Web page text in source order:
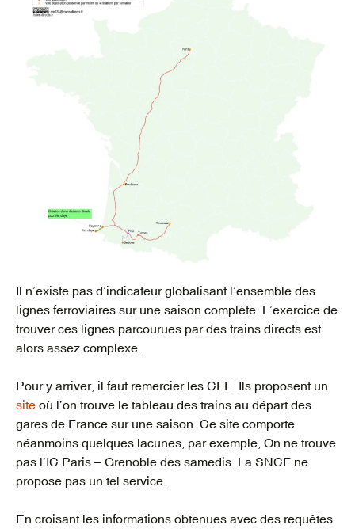
Il n’existe pas d’indicateur globalisant l’ensemble des
lignes ferroviaires sur une saison complète. L’exercice de
trouver ces lignes parcourues par des trains directs est
alors assez complexe.
Pour y arriver, il faut remercier les CFF. Ils proposent un
site où l’on trouve le tableau des trains au départ des
gares de France sur une saison. Ce site comporte
néanmoins quelques lacunes, par exemple, On ne trouve
pas l’IC Paris – Grenoble des samedis. La SNCF ne
propose pas un tel service.
En croisant les informations obtenues avec des requêtes